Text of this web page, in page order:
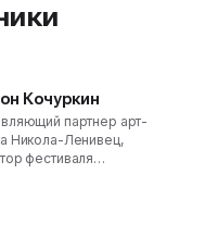
Кочуркин
партнер арт-
Никола-Ленивец,
фестиваля